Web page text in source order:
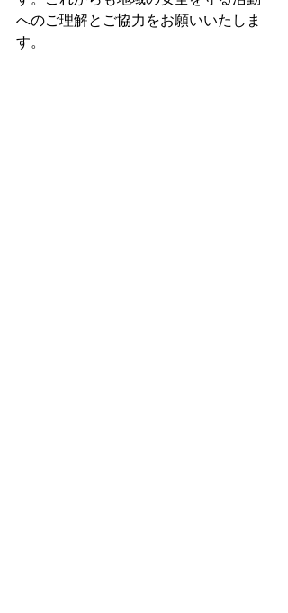
へのご理解とご協力をお願いいたしま
す。